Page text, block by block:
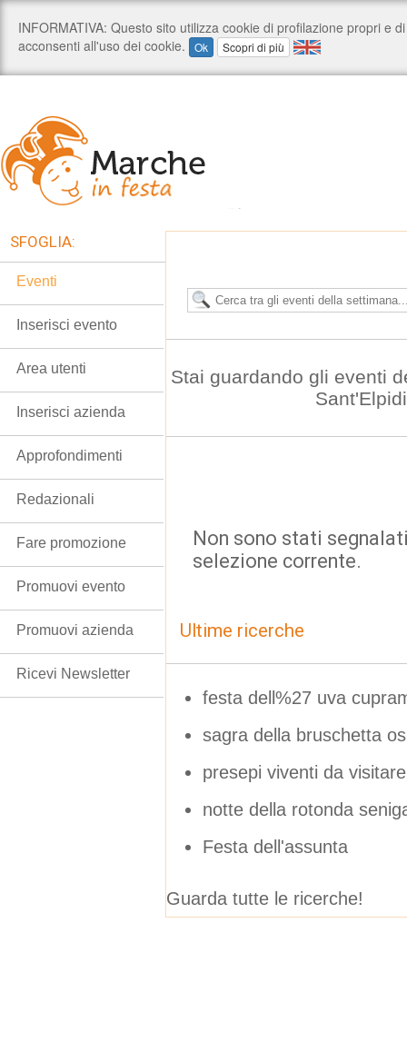
Stai guardando gli eventi
Non sono stati
selezione corrente.
Ultime ricerche
festa dell%27 uva
sagra della bruschetta
presepi viventi da
notte della rotonda
Festa dell'assunta
Guarda tutte le ricerche!
SFOGLIA:
Eventi
Inserisci evento
Area utenti
Inserisci azienda
Approfondimenti
Redazionali
Fare promozione
Promuovi evento
Promuovi azienda
Ricevi Newsletter